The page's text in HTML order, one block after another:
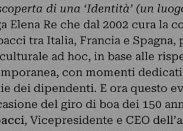
di una ‘Identità’ (un
Elena Re che dal 2002 cura la
tra Italia, Francia e
ad hoc, in base alle
con momenti
dei dipendenti. E ora questo
del giro di boa dei 150
, Vicepresidente e CEO